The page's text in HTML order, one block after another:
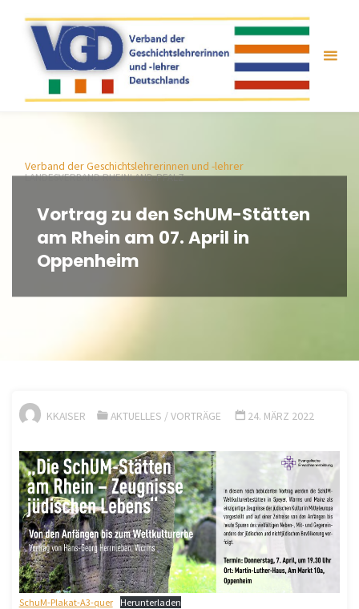
springen
Verband der Geschichtslehrerinnen und -lehrer
LANDESVERBAND RHEINLAND-PFALZ
Vortrag zu den SchUM-Stätten
am Rhein am 07. April in
Oppenheim
KKAISER AKTUELLES /VORTRÄGE 24. MÄRZ 2022
SchuM-Plakat-A3-quer Herunterladen